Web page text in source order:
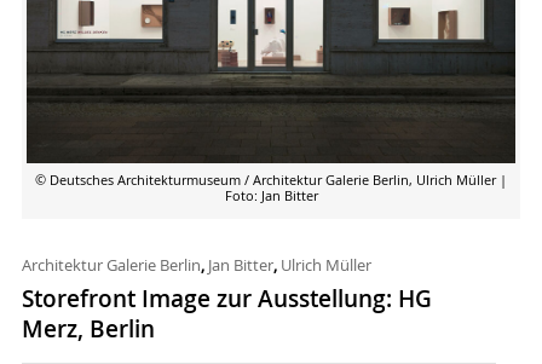
© Deutsches Architekturmuseum / Architektur Galerie Berlin, Ulrich Müller |
Foto: Jan Bitter
Architektur Galerie Berlin, Jan Bitter, Ulrich Müller
Storefront Image zur Ausstellung: HG
Merz, Berlin